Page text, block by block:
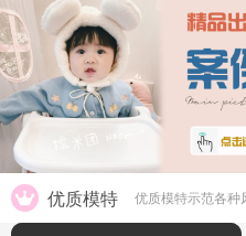
优质模特 优质模特示范各种